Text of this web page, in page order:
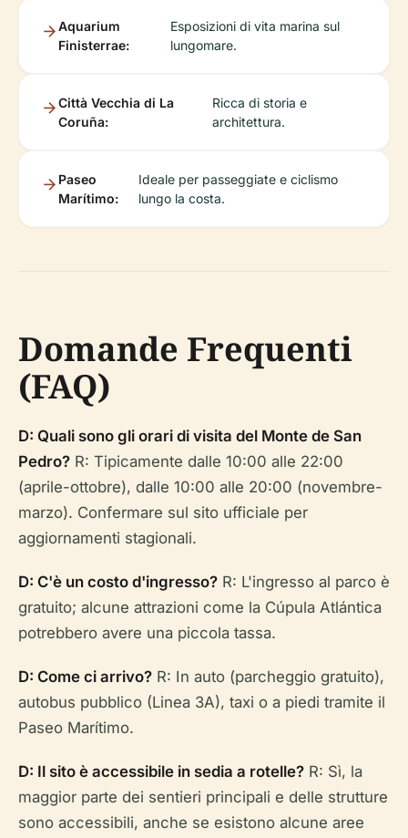
Aquarium
Finisterrae:
Esposizioni di vita marina sul
lungomare.
Città Vecchia di La
Coruña:
Ricca di storia e
architettura.
Paseo
Marítimo:
Ideale per passeggiate e ciclismo
lungo la costa.
Domande Frequenti
(FAQ)
D: Quali sono gli orari di visita del Monte de San
Pedro? R: Tipicamente dalle 10:00 alle 22:00
(aprile-ottobre), dalle 10:00 alle 20:00 (novembre-
marzo). Confermare sul sito ufficiale per
aggiornamenti stagionali.
D: C'è un costo d'ingresso? R: L'ingresso al parco è
gratuito; alcune attrazioni come la Cúpula Atlántica
potrebbero avere una piccola tassa.
D: Come ci arrivo? R: In auto (parcheggio gratuito),
autobus pubblico (Linea 3A), taxi o a piedi tramite il
Paseo Marítimo.
D: Il sito è accessibile in sedia a rotelle? R: Sì, la
maggior parte dei sentieri principali e delle strutture
sono accessibili, anche se esistono alcune aree